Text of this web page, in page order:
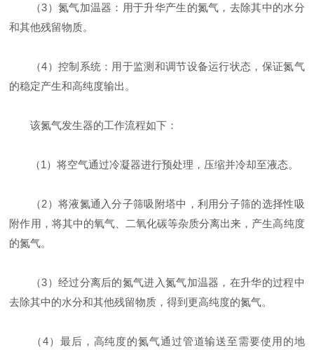
（3）氮气加温器：用于升华产生的氮气，去除其中的水分
和其他残留物质。
（4）控制系统：用于监测和调节设备运行状态，保证氮气
的稳定产生和高纯度输出。
该氮气发生器的工作流程如下：
（1）将空气通过冷凝器进行预处理，压缩并冷却至液态。
（2）将液氮通入分子筛吸附塔中，利用分子筛的选择性吸
附作用，将其中的氧气、二氧化碳等杂质分离出来，产生高纯度
的氮气。
（3）经过分离后的氮气进入氮气加温器，在升华的过程中
去除其中的水分和其他残留物质，得到更高纯度的氮气。
（4）最后，高纯度的氮气通过管道输送至需要使用的地